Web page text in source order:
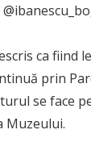
ca fiind
prin
se face
Muzeului.